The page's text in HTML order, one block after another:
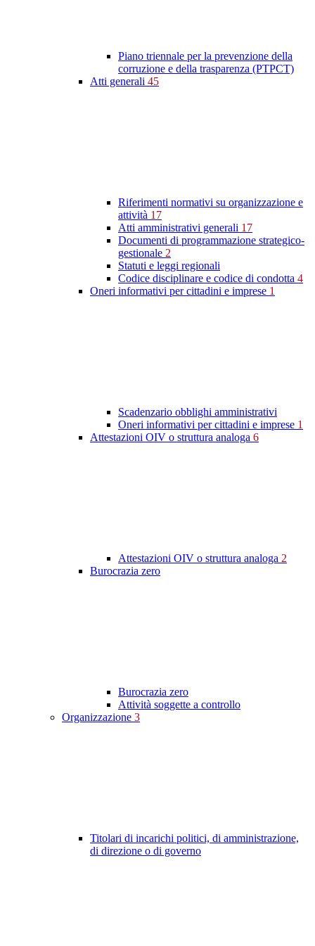
Piano triennale per la prevenzione della
corruzione e della trasparenza (PTPCT)
Atti generali 45
Riferimenti normativi su organizzazione e
attività 17
Atti amministrativi generali 17
Documenti di programmazione strategico-
gestionale 2
Statuti e leggi regionali
Codice disciplinare e codice di condotta 4
Oneri informativi per cittadini e imprese 1
Scadenzario obblighi amministrativi
Oneri informativi per cittadini e imprese 1
Attestazioni OIV o struttura analoga 6
Attestazioni OIV o struttura analoga 2
Burocrazia zero
Burocrazia zero
Attività soggette a controllo
Organizzazione 3
Titolari di incarichi politici, di amministrazione,
di direzione o di governo